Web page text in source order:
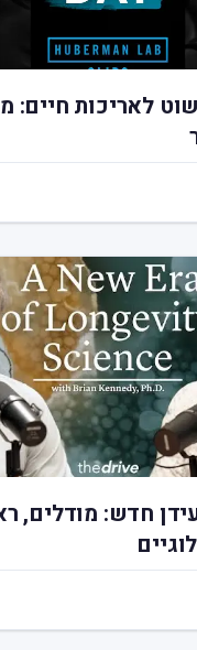
לאריכות חיים:
חדש: מודלים,